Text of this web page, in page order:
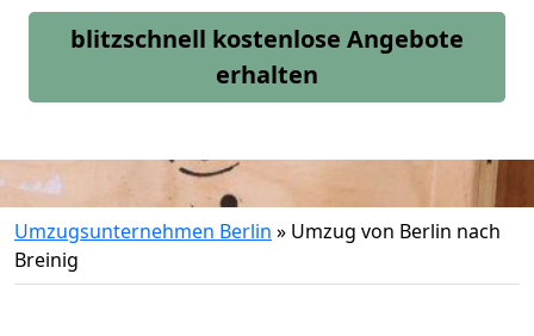
blitzschnell kostenlose Angebote
erhalten
Umzugsunternehmen Berlin » Umzug von Berlin nach
Breinig